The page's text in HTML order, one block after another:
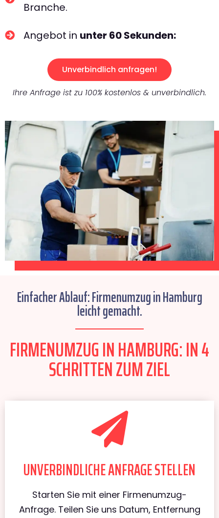
Branche.
Angebot in unter 60 Sekunden:
Unverbindlich anfragen!
Ihre Anfrage ist zu 100% kostenlos & unverbindlich.
Einfacher Ablauf: Firmenumzug in Hamburg
leicht gemacht.
FIRMENUMZUG IN HAMBURG: IN 4
SCHRITTEN ZUM ZIEL
UNVERBINDLICHE ANFRAGE STELLEN
Starten Sie mit einer Firmenumzug-
Anfrage. Teilen Sie uns Datum, Entfernung